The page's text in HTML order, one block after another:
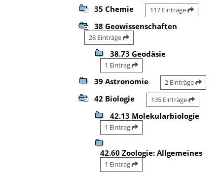
35 Chemie 117 Einträge
38 Geowissenschaften
28 Einträge
38.73 Geodäsie
1 Eintrag
39 Astronomie 2 Einträge
42 Biologie 135 Einträge
42.13 Molekularbiologie
1 Eintrag
42.60 Zoologie: Allgemeines
1 Eintrag